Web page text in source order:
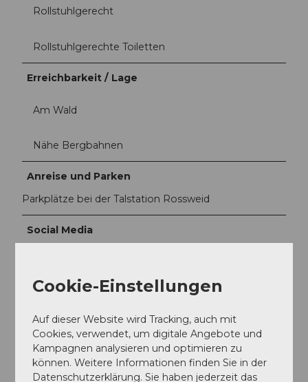
Rollstuhlgerecht
Rollstuhlgerechte Toiletten
Erreichbarkeit / Lage
Am Wald
Nähe Bergbahnen
Anreise und Parken
Parkplätze bei der Talstation Rossweid
Social Media
YouTube
LinkedIn
Ansprechpartner:in
Stefan Ryser
Cookie-Einstellungen
Auf dieser Website wird Tracking, auch mit
Cookies, verwendet, um digitale Angebote und
Kampagnen analysieren und optimieren zu
können. Weitere Informationen finden Sie in der
Datenschutzerklärung. Sie haben jederzeit das